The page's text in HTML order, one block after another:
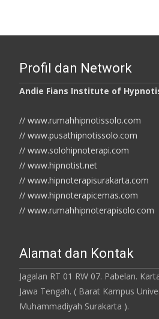
Profil dan Network
Andie Fians Institute of
// www.rumahhipnotissolo.com
// www.pusathipnotissolo.com
// www.solohipnoterapi.com
// www.hipnotist.net
// www.hipnoterapisurakarta.com
// www.hipnoterapicemas.com
// www.rumahhipnoterapisolo.com
Alamat dan Kontak
Jagalan RT 01 RW 07. Pabelan.
Jawa Tengah. ( Barat Kampus
Muhammadiyah Surakarta ).